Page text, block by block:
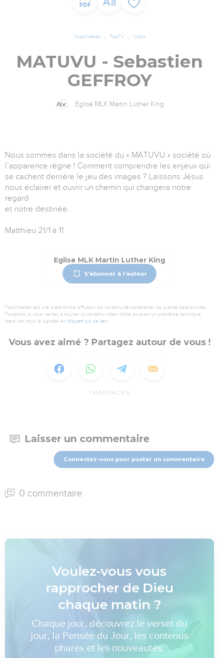
TopChrétien TopTV Vidéo
MATUVU - Sebastien
GEFFROY
Eglise MLK Martin Luther King
Nous sommes dans la société du « MATUVU » société où
l’apparence règne ! Comment comprendre les enjeux qui
se cachent derrière le jeu des images ? Laissons Jésus
nous éclairer et ouvrir un chemin qui changera notre
regard
et notre destinée.
Matthieu 21/1 à 11
Eglise MLK Martin Luther King
S'abonner à l'auteur
TopChrétien est une plate-forme diffuseur de contenu de partenaires de qualité sélectionnés.
Toutefois, si vous veniez à trouver un contenu vidéo illicite ou avec un problème technique,
merci de nous le signaler en cliquant sur ce lien.
Vous avez aimé ? Partagez autour de vous !
1 PARTAGES
Laisser un commentaire
Connectez-vous pour poster un commentaire
0 commentaire
Voulez-vous vous
rapprocher de Dieu
chaque matin ?
Chaque jour, découvrez le verset du
jour, la Pensée du Jour, les contenus
phares et les nouveautés.